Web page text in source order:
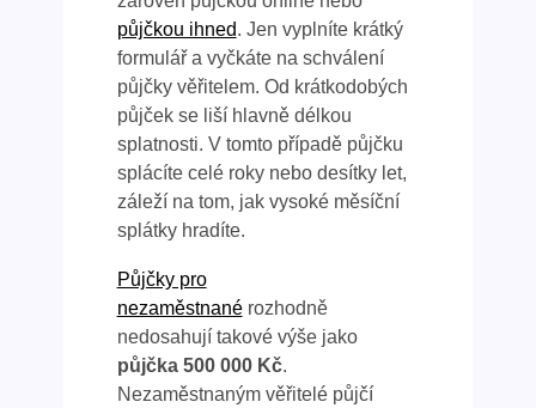
půjčkou ihned. Jen vyplníte krátký
formulář a vyčkáte na schválení
půjčky věřitelem. Od krátkodobých
půjček se liší hlavně délkou
splatnosti. V tomto případě půjčku
splácíte celé roky nebo desítky let,
záleží na tom, jak vysoké měsíční
splátky hradíte.
Půjčky pro
nezaměstnanérozhodně
nedosahují takové výše jako
půjčka 500 000 Kč.
Nezaměstnaným věřitelé půjčí